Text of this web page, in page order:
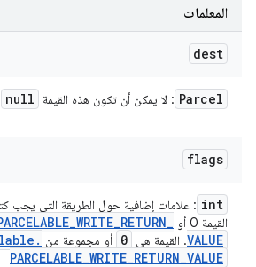
المعلمات
dest
Parcel : لا يمكن أن تكون هذه القيمة null
flags
int : علامات إضافية حول الطريقة التي يجب
القيمة 0 أو
_WRITE_RETURN_
VALUE. القيمة هي 0 أو مجموعة من .
PARCELABLE_WRITE_RETURN_VALUE